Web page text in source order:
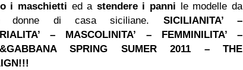
i maschietti ed astendere i panni le modelle da
donne di casa siciliane. SICILIANITA’ –
– MASCOLINITA’ – FEMMINILITA’ –
SPRING SUMER 2011 – THE